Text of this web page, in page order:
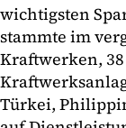
wichtigsten
stammte im
Kraftwerken,
Türkei,